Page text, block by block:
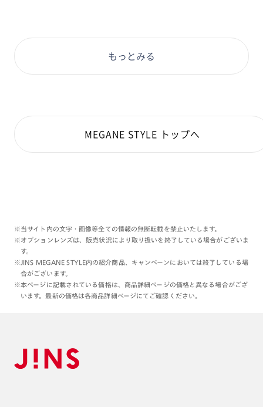
もっとみる
MEGANE STYLE トップへ
※当サイト内の文字・画像等全ての情報の無断転載を禁止いたします。
※オプションレンズは、販売状況により取り扱いを終了している場合がございま
す。
※JINS MEGANE STYLE内の紹介商品、キャンペーンにおいては終了している場
合がございます。
※本ページに記載されている価格は、商品詳細ページの価格と異なる場合がござ
います。最新の価格は各商品詳細ページにてご確認ください。